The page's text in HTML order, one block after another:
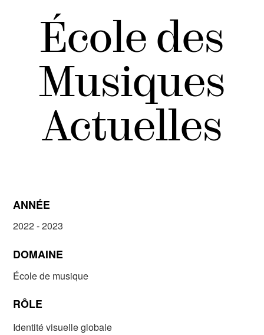
École des
Musiques
Actuelles
ANNÉE
2022 - 2023
DOMAINE
École de musique
RÔLE
Identité visuelle globale